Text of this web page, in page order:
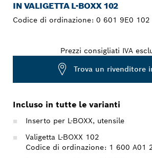
IN VALIGETTA L-BOXX 102
Codice di ordinazione: 0 601 9E0 102
Prezzi consigliati IVA
Trova un rivenditore
Incluso in tutte le varianti
Inserto per L-BOXX, utensile
Valigetta L-BOXX 102
Codice di ordinazione: 1 600 A01